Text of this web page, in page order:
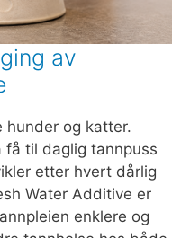
av
hunder og katter.
få til daglig tannpuss
etter hvert dårlig
Water Additive er
enklere og